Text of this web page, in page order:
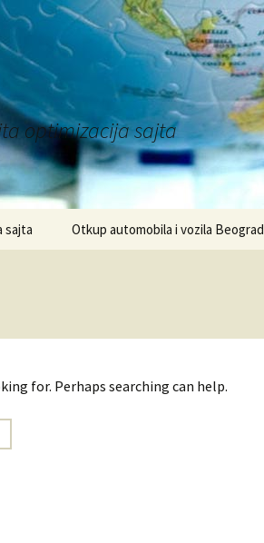
optimizacija sajta
sajta Otkup automobila i vozila Beograd
for. Perhaps searching can help.